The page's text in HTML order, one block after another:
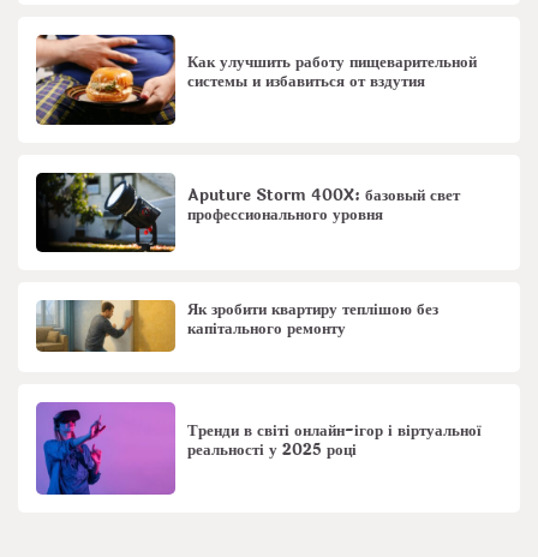
Как улучшить работу пищеварительной
системы и избавиться от вздутия
Aputure Storm 400X: базовый свет
профессионального уровня
Як зробити квартиру теплішою без
капітального ремонту
Тренди в світі онлайн-ігор і віртуальної
реальності у 2025 році